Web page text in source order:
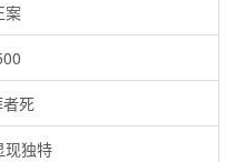
案
死
现独特